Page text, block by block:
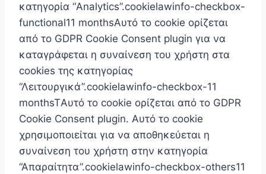
κατηγορία “Analytics”.cookielawinfo-checkbox-
functional11 monthsΑυτό το cookie ορίζεται
από το GDPR Cookie Consent plugin για να
καταγράφεται η συναίνεση του χρήστη στα
cookies της κατηγορίας
“Λειτουργικά”.cookielawinfo-checkbox-11
monthsTΑυτό το cookie ορίζεται από το GDPR
Cookie Consent plugin. Αυτό το cookie
χρησιμοποιείται για να αποθηκεύεται η
συναίνεση του χρήστη στην κατηγορία
“Απαραίτητα”.cookielawinfo-checkbox-others11